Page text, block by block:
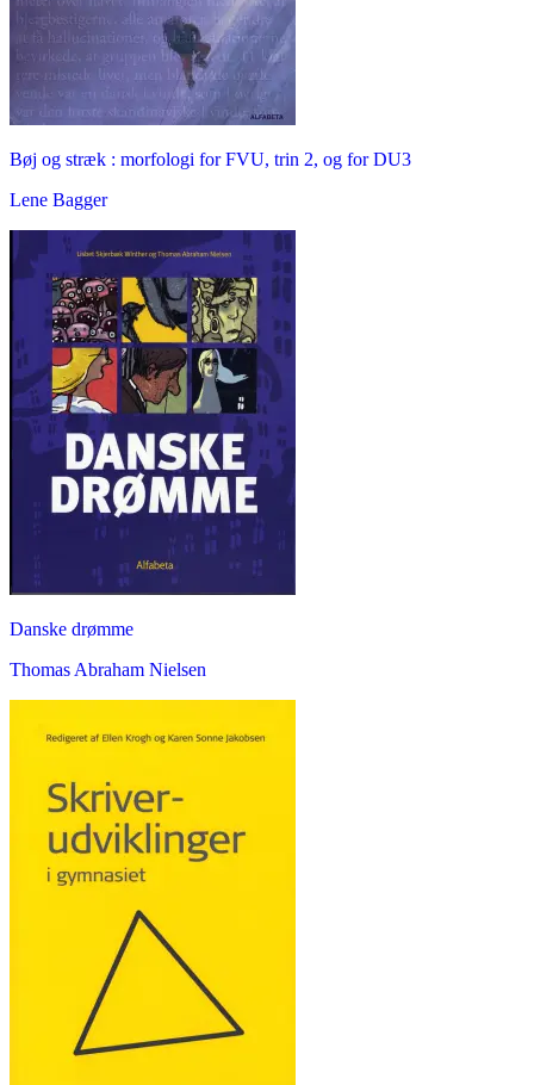
Bøj og stræk : morfologi for FVU, trin 2, og for DU3
Lene Bagger
Danske drømme
Thomas Abraham Nielsen